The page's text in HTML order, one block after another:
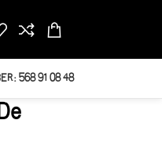
568 91 08 48